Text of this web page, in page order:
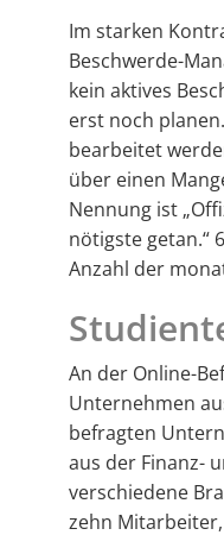
Im starken
Beschwerde-
kein aktives
erst noch
bearbeitet
über einen
Nennung ist
nötigste getan.“
Anzahl der
An der Online-
Unternehmen
befragten
aus der Finanz-
verschiedene
zehn